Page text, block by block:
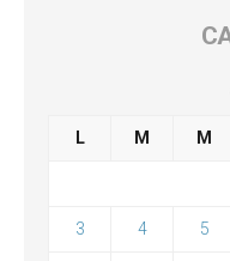
L M M
3 4 5